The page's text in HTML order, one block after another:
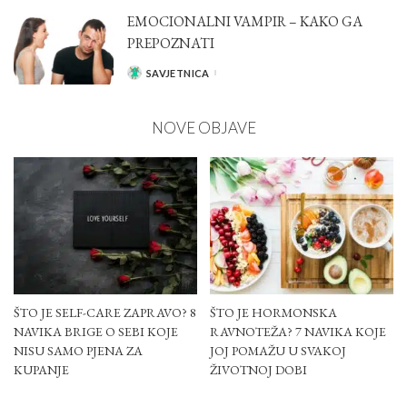
EMOCIONALNI VAMPIR – KAKO GA
PREPOZNATI
POSTED
SAVJETNICA
NOVE OBJAVE
ŠTO JE SELF-CARE ZAPRAVO? 8
NAVIKA BRIGE O SEBI KOJE
NISU SAMO PJENA ZA
KUPANJE
ŠTO JE HORMONSKA
RAVNOTEŽA? 7 NAVIKA KOJE
JOJ POMAŽU U SVAKOJ
ŽIVOTNOJ DOBI